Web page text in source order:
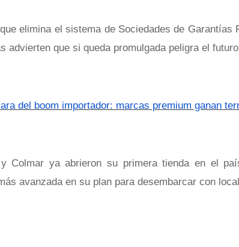
elimina el sistema de Sociedades de Garantías
advierten que si queda promulgada peligra el
del boom importador: marcas premium ganan
Colmar ya abrieron su primera tienda en el
avanzada en su plan para desembarcar con